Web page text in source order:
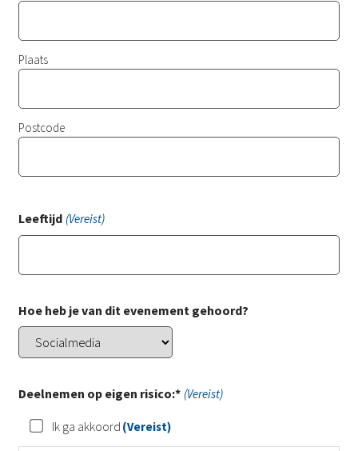
Plaats
Postcode
Leeftijd (Vereist)
Hoe heb je van dit evenement gehoord?
Deelnemen op eigen risico:* (Vereist)
Ik ga akkoord (Vereist)